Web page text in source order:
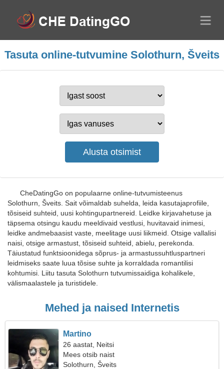
Tasuta online-tutvumine Solothurn, Šveits
CheDatingGo on populaarne online-tutvumisteenus
Solothurn, Šveits. Sait võimaldab suhelda, leida kasutajaprofiile,
tõsiseid suhteid, uusi kohtingupartnereid. Leidke kirjavahetuse ja
täpsema otsingu kaudu meeldivaid vestlusi, huvitavaid inimesi,
leidke andmebaasist vaste, meelitage uusi liikmeid. Otsige vallalisi
naisi, otsige armastust, tõsiseid suhteid, abielu, perekonda.
Täiustatud funktsioonidega sõprus- ja armastussuhtluspartneri
leidmiseks saate luua tõsise suhte ja korraldada romantilisi
kohtumisi. Liitu tasuta Solothurn tutvumissaidiga kohalikele,
välismaalastele ja turistidele.
Mehed ja naised Internetis
Martino
26 aastat, Neitsi
Mees otsib naist
Solothurn, Šveits